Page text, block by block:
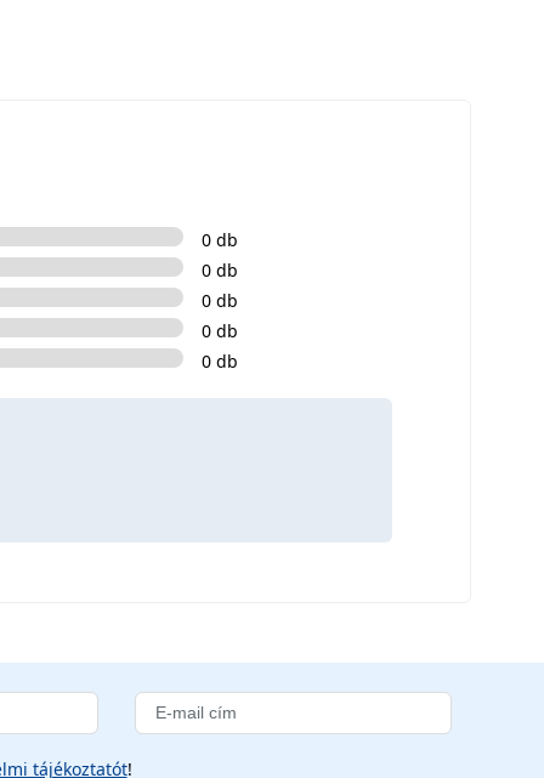
0 db
0 db
0 db
0 db
0 db
tájékoztatót!